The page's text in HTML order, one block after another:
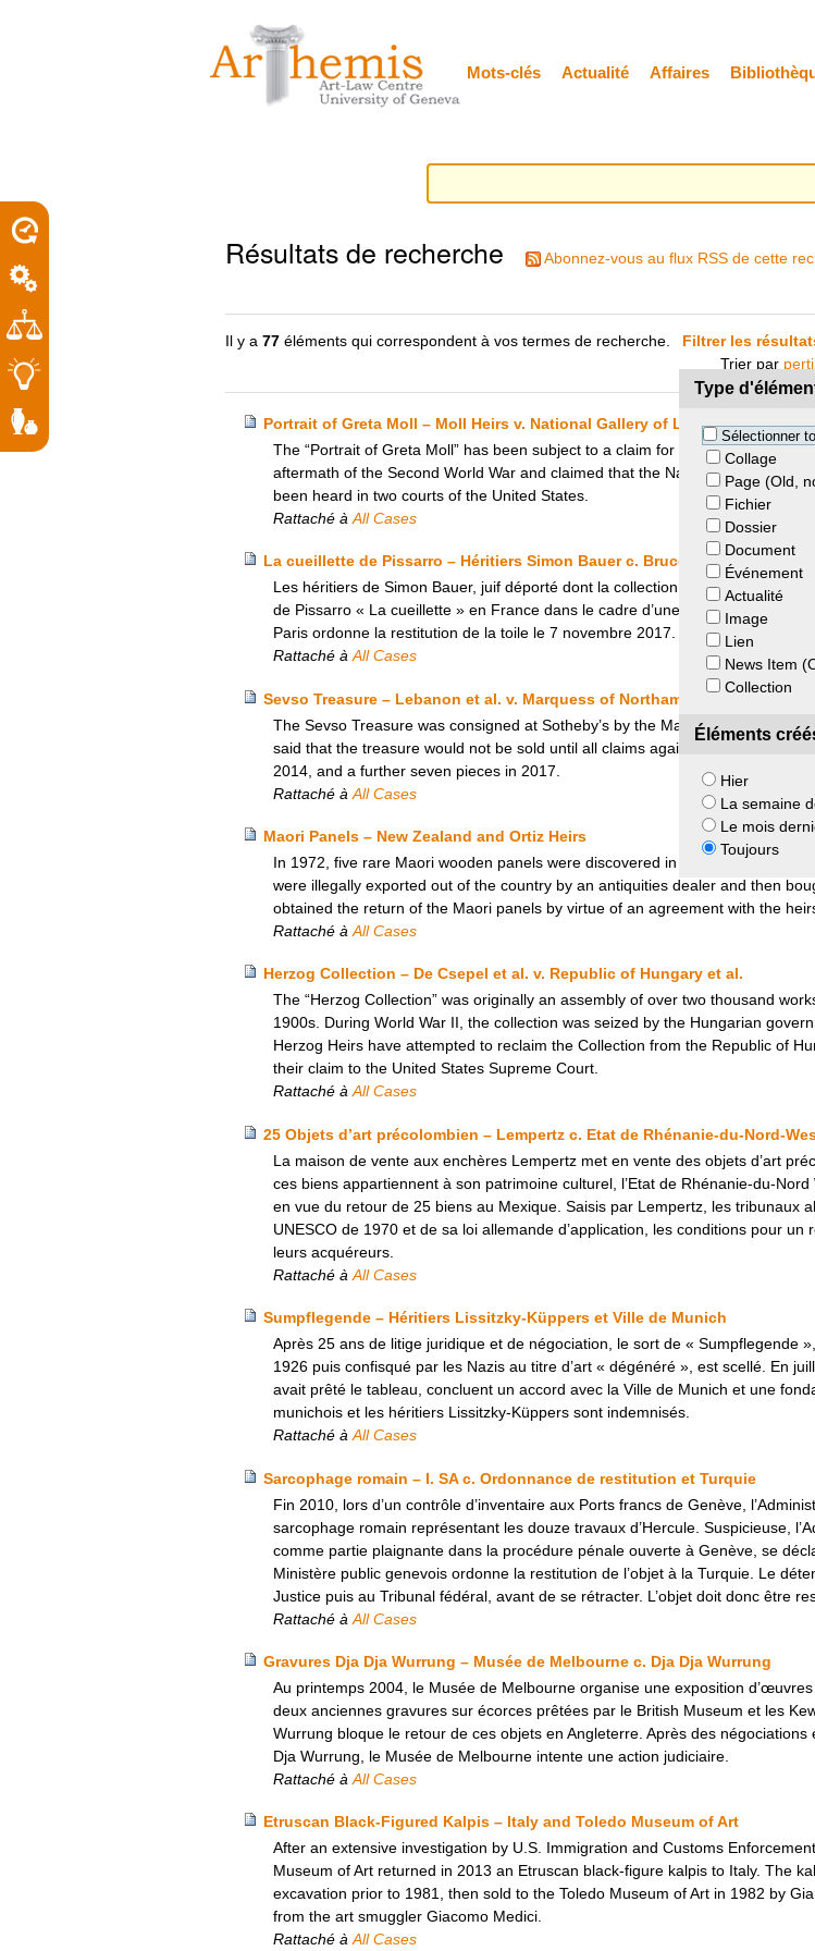
personnels
contenu.
Mots-clés Actualité Affaires
Résultats de recherche Abonnez-vous au flux RSS de cette
Il y a77 éléments qui correspondent à vos termes de recherche. Filtrer les
Type
Sélectionner
Collage
Page (Old,
Fichier
Dossier
Document
Événement
Actualité
Image
Lien
News Item
Collection
Éléments
Hier
La semaine
Le mois
Toujours
Trier par
Portrait of Greta Moll – Moll Heirs v. National Gallery of London
The “Portrait of Greta Moll” has been subject to a claim for return. The heirs
aftermath of the Second World War and claimed that the National Gallery of
been heard in two courts of the United States.
Rattaché à All Cases
La cueillette de Pissarro – Héritiers Simon Bauer c. Bruce et Robbi Toll
Les héritiers de Simon Bauer, juif déporté dont la collection avait été
de Pissarro « La cueillette » en France dans le cadre d’une exposition pour
Paris ordonne la restitution de la toile le 7 novembre 2017. La Cour d’appel a
Rattaché à All Cases
Sevso Treasure – Lebanon et al. v. Marquess of Northampton
The Sevso Treasure was consigned at Sotheby’s by the Marquess of
said that the treasure would not be sold until all claims against it had been
2014, and a further seven pieces in 2017.
Rattaché à All Cases
Maori Panels – New Zealand and Ortiz Heirs
In 1972, five rare Maori wooden panels were discovered in a swamp in New
were illegally exported out of the country by an antiquities dealer and then
obtained the return of the Maori panels by virtue of an agreement with the
Rattaché à All Cases
Herzog Collection – De Csepel et al. v. Republic of Hungary et al.
The “Herzog Collection” was originally an assembly of over two thousand
1900s. During World War II, the collection was seized by the Hungarian
Herzog Heirs have attempted to reclaim the Collection from the Republic of
their claim to the United States Supreme Court.
Rattaché à All Cases
25 Objets d’art précolombien – Lempertz c. Etat de Rhénanie-du-Nord-
La maison de vente aux enchères Lempertz met en vente des objets d’art
ces biens appartiennent à son patrimoine culturel, l’Etat de Rhénanie-du-
en vue du retour de 25 biens au Mexique. Saisis par Lempertz, les tribunaux
UNESCO de 1970 et de sa loi allemande d’application, les conditions pour
leurs acquéreurs.
Rattaché à All Cases
Sumpflegende – Héritiers Lissitzky-Küppers et Ville de Munich
Après 25 ans de litige juridique et de négociation, le sort de « Sumpflegende
1926 puis confisqué par les Nazis au titre d’art « dégénéré », est scellé. En
avait prêté le tableau, concluent un accord avec la Ville de Munich et une
munichois et les héritiers Lissitzky-Küppers sont indemnisés.
Rattaché à All Cases
Sarcophage romain – I. SA c. Ordonnance de restitution et Turquie
Fin 2010, lors d’un contrôle d’inventaire aux Ports francs de Genève,
sarcophage romain représentant les douze travaux d’Hercule. Suspicieuse,
comme partie plaignante dans la procédure pénale ouverte à Genève, se
Ministère public genevois ordonne la restitution de l’objet à la Turquie. Le
Justice puis au Tribunal fédéral, avant de se rétracter. L’objet doit donc être
Rattaché à All Cases
Gravures Dja Dja Wurrung – Musée de Melbourne c. Dja Dja Wurrung
Au printemps 2004, le Musée de Melbourne organise une exposition
deux anciennes gravures sur écorces prêtées par le British Museum et les
Wurrung bloque le retour de ces objets en Angleterre. Après des
Dja Wurrung, le Musée de Melbourne intente une action judiciaire.
Rattaché à All Cases
Etruscan Black-Figured Kalpis – Italy and Toledo Museum of Art
After an extensive investigation by U.S. Immigration and Customs
Museum of Art returned in 2013 an Etruscan black-figure kalpis to Italy. The
excavation prior to 1981, then sold to the Toledo Museum of Art in 1982 by
from the art smuggler Giacomo Medici.
Rattaché à All Cases